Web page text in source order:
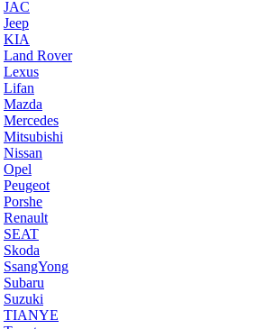
JAC
Jeep
KIA
Land Rover
Lexus
Lifan
Mazda
Mercedes
Mitsubishi
Nissan
Opel
Peugeot
Porshe
Renault
SEAT
Skoda
SsangYong
Subaru
Suzuki
TIANYE